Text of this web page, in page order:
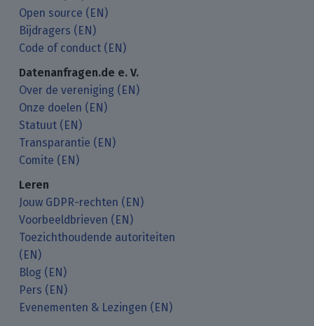
Open source (EN)
Bijdragers (EN)
Code of conduct (EN)
Datenanfragen.de e. V.
Over de vereniging (EN)
Onze doelen (EN)
Statuut (EN)
Transparantie (EN)
Comite (EN)
Leren
Jouw GDPR-rechten (EN)
Voorbeeldbrieven (EN)
Toezichthoudende autoriteiten
(EN)
Blog (EN)
Pers (EN)
Evenementen & Lezingen (EN)